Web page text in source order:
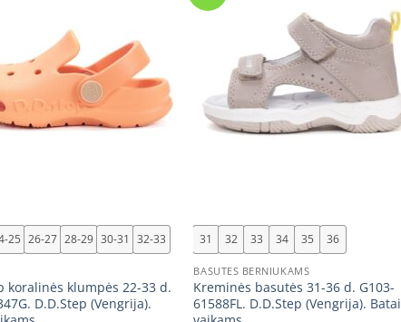
25 26-27 28-29 30-31 32-33
koralinės klumpės 22-33 d.
D.D.Step (Vengrija).
31 32 33 34 35 36
BASUTES BERNIUKAMS
Kreminės basutės 31-36 d. G103-
61588FL. D.D.Step (Vengrija). Batai